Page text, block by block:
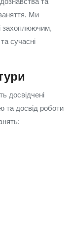
Ми
захоплюючим,
сучасні
досвідчені
та досвід роботи